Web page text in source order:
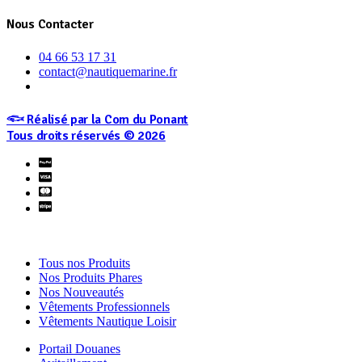
Nous Contacter
04 66 53 17 31
contact@nautiquemarine.fr
𓆟 Réalisé par la Com du Ponant
Tous droits réservés © 2026
Tous nos Produits
Nos Produits Phares
Nos Nouveautés
Vêtements Professionnels
Vêtements Nautique Loisir
Portail Douanes